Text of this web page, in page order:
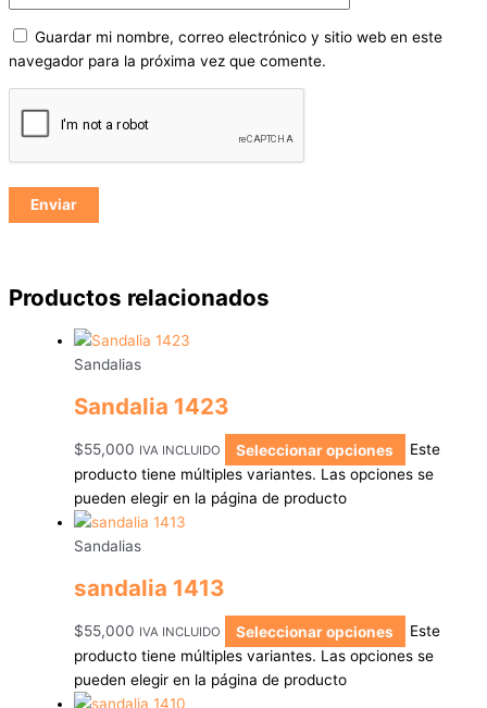
Guardar mi nombre, correo electrónico y sitio web en este
navegador para la próxima vez que comente.
Productos relacionados
Sandalias
Sandalia 1423
$55,000 IVA INCLUIDO Seleccionar opciones
Este
producto tiene múltiples variantes. Las opciones se
pueden elegir en la página de producto
Sandalias
sandalia 1413
$55,000 IVA INCLUIDO Seleccionar opciones
Este
producto tiene múltiples variantes. Las opciones se
pueden elegir en la página de producto